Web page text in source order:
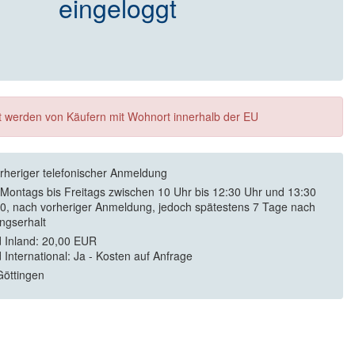
von Käufern mit Wohnort innerhalb der EU
telefonischer Anmeldung
bis Freitags zwischen 10 Uhr bis 12:30 Uhr und 13:30
nach vorheriger Anmeldung, jedoch spätestens 7 Tage nach
Inland: 20,00 EUR
International: Ja - Kosten auf Anfrage